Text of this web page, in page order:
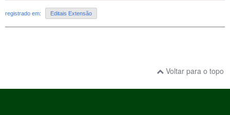
registrado em: Editais Extensão
Voltar para o topo